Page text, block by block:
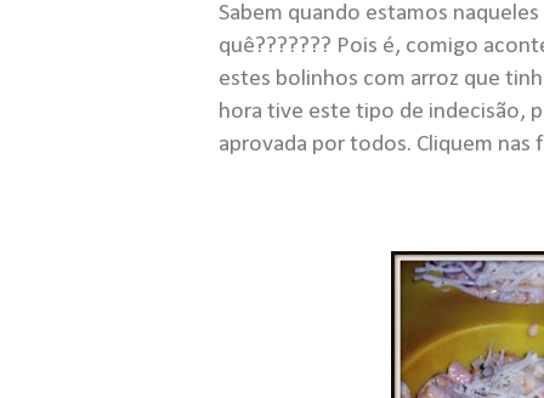
Sabem quando estamos
quê??????? Pois é, comigo
estes bolinhos com arroz que
hora tive este tipo de indecisão,
aprovada por todos. Cliquem nas